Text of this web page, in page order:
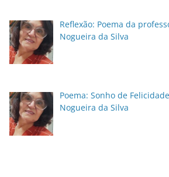
Reflexão: Poema da
Nogueira da Silva
Poema: Sonho de
Nogueira da Silva